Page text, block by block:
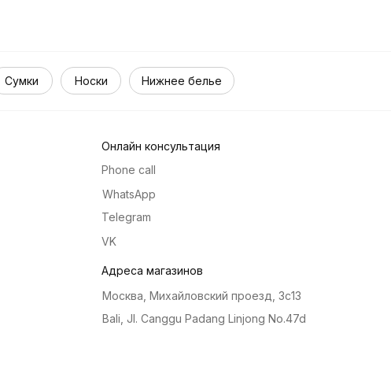
Сумки Носки Нижнее белье
Онлайн консультация
Адреса магазинов
WhatsApp
Telegram
Москва, Михайловский проезд, 3с13
Bali, Jl. Canggu Padang Linjong No.47d
VK
Phone call